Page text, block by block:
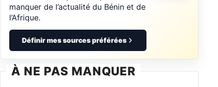
manquer de l’actualité du Bénin et de
l’Afrique.
Définir mes sources préférées
À NE PAS MANQUER